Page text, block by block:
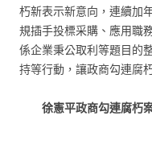
朽新表示新意向，連續加
規插手投標采購、應用職
係企業秉公取利等題目的
持等行動，讓政商勾連腐
徐憲平政商勾連腐朽